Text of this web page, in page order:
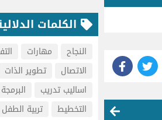
الكلمات
النجاح مهارات
الاتصال
تطوير الذات
اساليب تدريب
التخطيط
تربية الطفل